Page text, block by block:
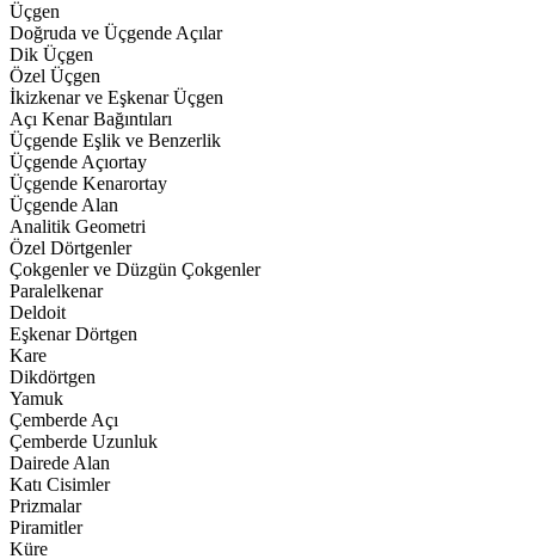
Üçgen
Doğruda ve Üçgende Açılar
Dik Üçgen
Özel Üçgen
İkizkenar ve Eşkenar Üçgen
Açı Kenar Bağıntıları
Üçgende Eşlik ve Benzerlik
Üçgende Açıortay
Üçgende Kenarortay
Üçgende Alan
Analitik Geometri
Özel Dörtgenler
Çokgenler ve Düzgün Çokgenler
Paralelkenar
Deldoit
Eşkenar Dörtgen
Kare
Dikdörtgen
Yamuk
Çemberde Açı
Çemberde Uzunluk
Dairede Alan
Katı Cisimler
Prizmalar
Piramitler
Küre